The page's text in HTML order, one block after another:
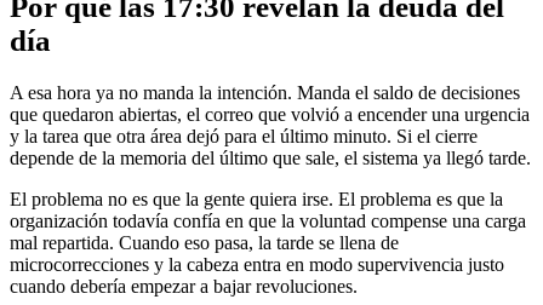
día
A esa hora ya no manda la intención. Manda el saldo de decisiones
que quedaron abiertas, el correo que volvió a encender una urgencia
y la tarea que otra área dejó para el último minuto. Si el cierre
depende de la memoria del último que sale, el sistema ya llegó tarde.
El problema no es que la gente quiera irse. El problema es que la
organización todavía confía en que la voluntad compense una carga
mal repartida. Cuando eso pasa, la tarde se llena de
microcorrecciones y la cabeza entra en modo supervivencia justo
cuando debería empezar a bajar revoluciones.